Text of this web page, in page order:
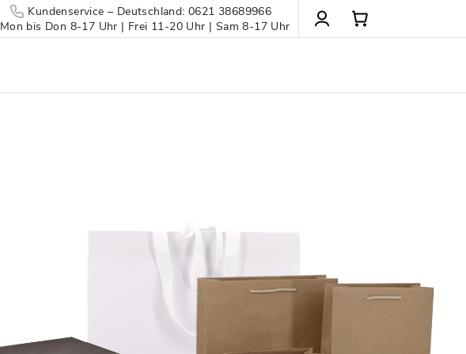
Kundenservice – Deutschland: 0621 38689966
Mon bis Don 8-17 Uhr | Frei 11-20 Uhr | Sam 8-17 Uhr